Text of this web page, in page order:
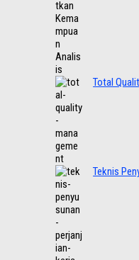
Total
Teknis